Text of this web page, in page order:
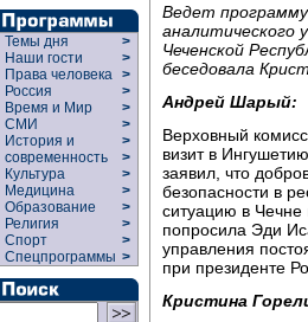
Темы дня
>
Наши гости
>
Права человека >
Россия
>
Время и Мир
>
СМИ
>
История и
современность
>
>
Культура
>
Медицина
>
Образование
>
Религия
>
Спорт
>
Спецпрограммы >
Ведет
аналитического
Чеченской
беседовала
Андрей Шарый:
Верховный
визит в
заявил, что
безопасности в
ситуацию в Чечне
попросила Эди
управления
при президенте
Кристина